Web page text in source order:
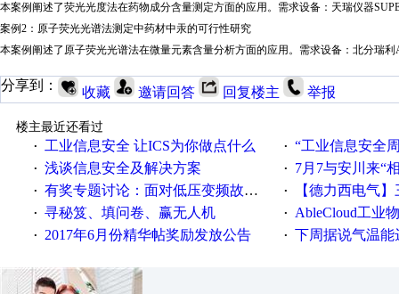
本案例阐述了荧光光度法在药物成分含量测定方面的应用。需求设备：天瑞仪器
案例2：原子荧光光谱法测定中药材中汞的可行性研究
本案例阐述了原子荧光光谱法在微量元素含量分析方面的应用。需求设备：北分瑞利
分享到： 收藏 邀请回答 回复楼主 举报
楼主最近还看过
·
工业信息安全 让ICS为你做点什么 · “工业信息安全周之我见”
· 浅谈信息安全及解决方案 · 7月7与安川来“
· 有奖专题讨论：面对低压变频故障，老手是这样解决的！ · 【德力西电气】三
· 寻秘笈、填问卷、赢无人机 · AbleCloud工业物联
· 2017年6月份精华帖奖励发放公告 · 下周据说气温能